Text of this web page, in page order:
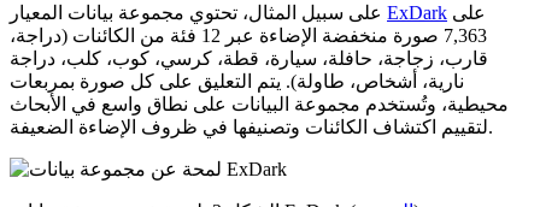
ExDark
7,363 صورة منخفضة الإضاءة عبر 12 فئة من الكائنات (دراجة،
قارب، زجاجة، حافلة، سيارة، قطة، كرسي، كوب، كلب، دراجة
نارية، أشخاص، طاولة). يتم التعليق على كل صورة بمربعات
محيطية، وتُستخدم مجموعة البيانات على نطاق واسع في الأبحاث
لتقييم اكتشاف الكائنات وتصنيفها في ظروف الإضاءة الضعيفة.